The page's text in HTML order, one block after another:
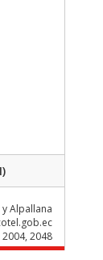
Alpallana
2048